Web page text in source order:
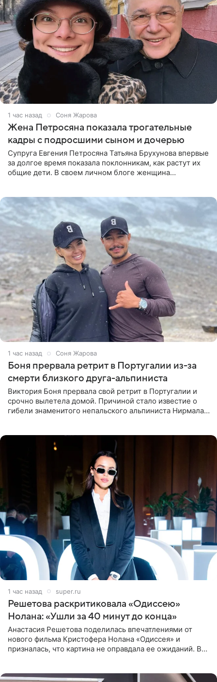
1 час назад Соня Жарова
Жена Петросяна показала трогательные
кадры с подросшими сыном и дочерью
Супруга Евгения Петросяна Татьяна Брухунова впервые
за долгое время показала поклонникам, как растут их
общие дети. В своем личном блоге женщина
1 час назад Соня Жарова
Боня прервала ретрит в Португалии из-за
смерти близкого друга-альпиниста
Виктория Боня прервала свой ретрит в Португалии и
срочно вылетела домой. Причиной стало известие о
гибели знаменитого непальского альпиниста Нирмала
1 час назад super.ru
Решетова раскритиковала «Одиссею»
Нолана: «Ушли за 40 минут до конца»
Анастасия Решетова поделилась впечатлениями от
нового фильма Кристофера Нолана «Одиссея» и
призналась, что картина не оправдала ее ожиданий. В